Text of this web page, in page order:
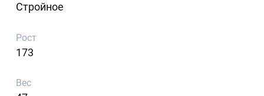
Стройное
Рост
173
Вес